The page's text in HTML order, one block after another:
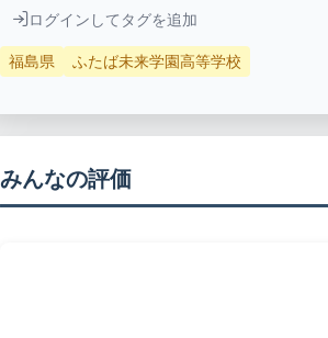
ログインしてタグを追加
福島県 ふたば未来学園高等学校
みんなの評価